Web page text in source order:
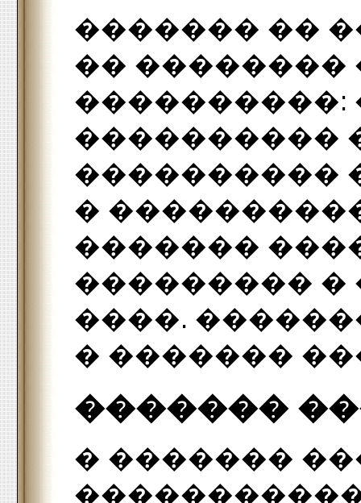
������� ��
�� ��������
����������:
����������
����������
�
�������
��������� �
����.
� �������
�������
� �������